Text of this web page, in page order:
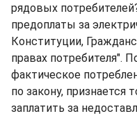
рядовых
предоплаты за
Конституции,
правах потребителя".
фактическое
по закону, признается
заплатить за